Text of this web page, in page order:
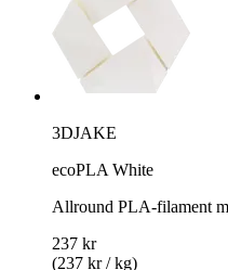
3DJAKE
ecoPLA White
Allround PLA-filament
237 kr
(237 kr / kg)